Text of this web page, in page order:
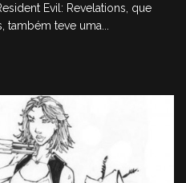
Evil: Revelations, que
também teve uma